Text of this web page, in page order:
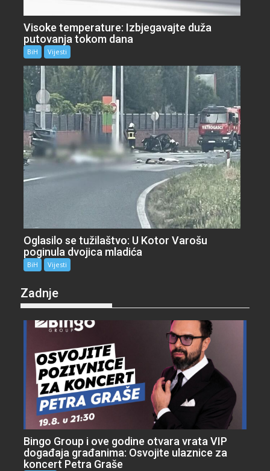
Visoke temperature: Izbjegavajte duža
putovanja tokom dana
BiH Vijesti
Oglasilo se tužilaštvo: U Kotor Varošu
poginula dvojica mladića
BiH Vijesti
Zadnje
Bingo Group i ove godine otvara vrata VIP
događaja građanima: Osvojite ulaznice za
koncert Petra Graše